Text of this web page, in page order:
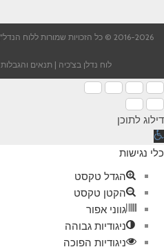
2016-2026 © כל הזכויות שמורות ללוח הנדל"ן של צ'כיה -
לוח נדלן בצ'כיה | תנאים והגבלות
דילוג לתוכן
פתח
סרגל
כלי נגישות
הגדל טקסט
הקטן טקסט
גווני אפור
ניגודיות גבוהה
ניגודיות הפוכה